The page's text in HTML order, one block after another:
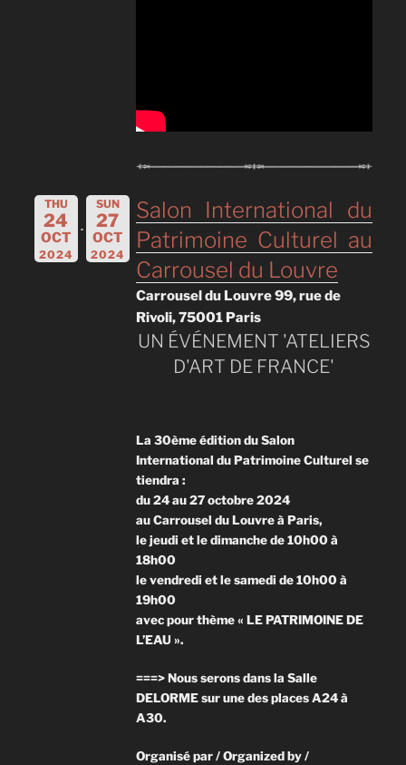
THU
24
OCT
2024
SUN
27
OCT
2024
Salon International du
Patrimoine Culturel au
Carrousel du Louvre
Carrousel du Louvre 99, rue de
Rivoli, 75001 Paris
UN ÉVÉNEMENT 'ATELIERS
D'ART DE FRANCE'
La 30ème édition du Salon
International du Patrimoine Culturel se
tiendra :
du 24 au 27 octobre 2024
au Carrousel du Louvre à Paris,
le jeudi et le dimanche de 10h00 à
18h00
le vendredi et le samedi de 10h00 à
19h00
avec pour thème « LE PATRIMOINE DE
L’EAU ».
===> Nous serons dans la Salle
DELORME sur une des places A24 à
A30.
Organisé par / Organized by /